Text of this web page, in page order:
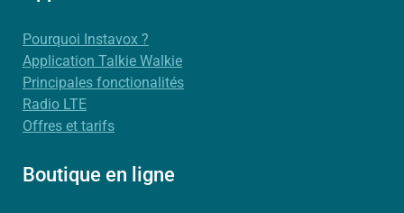
Pourquoi Instavox ?
Application Talkie Walkie
Principales fonctionalités
Radio LTE
Offres et tarifs
Boutique en ligne